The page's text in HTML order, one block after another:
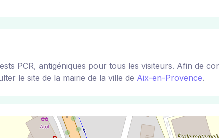
PCR, antigéniques pour tous les visiteurs. Afin de
le site de la mairie de la ville de Aix-en-Provence.